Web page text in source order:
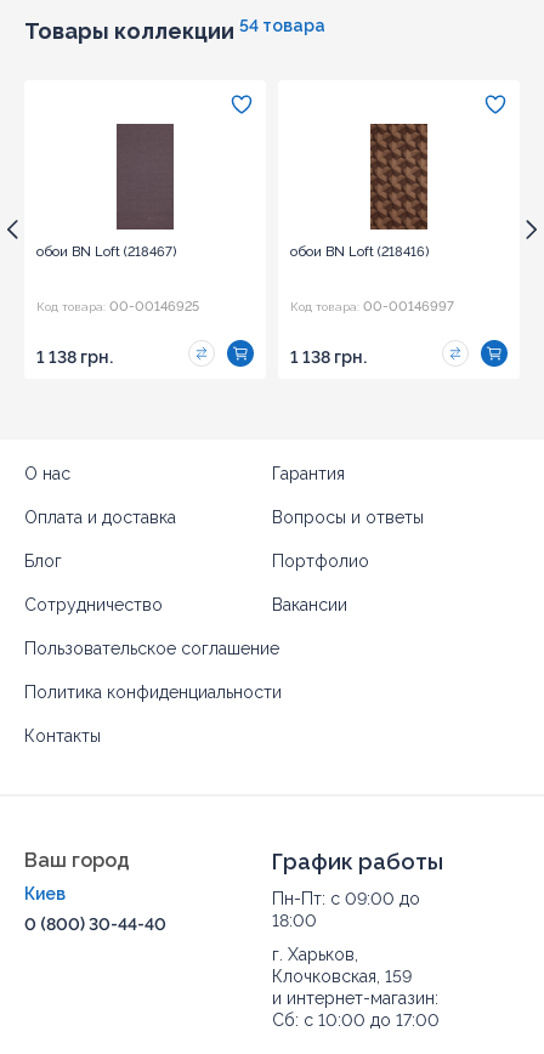
Товары коллекции 54 товара
обои BN Loft (218467)
Код товара: 00-00146925
1 138 грн.
обои BN Loft (218416)
Код товара: 00-00146997
1 138 грн.
О нас Гарантия
Оплата и доставка Вопросы и ответы
Блог Портфолио
Сотрудничество Вакансии
Пользовательское соглашение
Политика конфиденциальности
Контакты
Ваш город
Киев
0 (800) 30-44-40
График работы
Пн-Пт: с 09:00 до
18:00
г. Харьков,
Клочковская, 159
и интернет-магазин:
Сб: с 10:00 до 17:00